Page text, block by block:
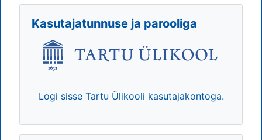
Kasutajatunnuse ja parooliga
Logi sisse Tartu Ülikooli kasutajakontoga.